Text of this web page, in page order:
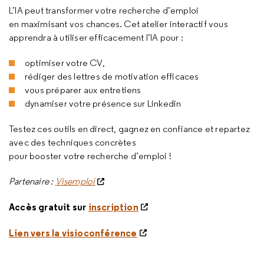
L’IA peut transformer votre recherche d’emploi
en maximisant vos chances. Cet atelier interactif vous
apprendra à utiliser efficacement l’IA pour :
optimiser votre CV,
rédiger des lettres de motivation efficaces
vous préparer aux entretiens
dynamiser votre présence sur Linkedin
Testez ces outils en direct, gagnez en confiance et repartez
avec des techniques concrètes
pour booster votre recherche d’emploi !
Partenaire : Visemploi
Accès gratuit sur inscription
Lien vers la visioconférence